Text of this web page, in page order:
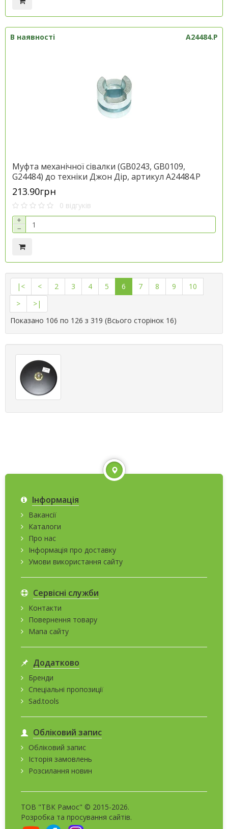
В наявності A24484.P
Муфта механічної сівалки (GB0243, GB0109,
G24484) до техніки Джон Дір, артикул A24484.P
213.90грн
0 відгуків
+
−
|< < 2 3 4 5 6 7 8 9
10
>
>|
Показано 106 по 126 з 319 (Всього сторінок 16)
Інформація
Вакансії
Каталоги
Про нас
Інформація про доставку
Умови використання сайту
Сервісні служби
Контакти
Повернення товару
Мапа сайту
Додатково
Бренди
Спеціальні пропозиції
Sad.tools
Обліковий запис
Обліковий запис
Історія замовлень
Розсилання новин
ТОВ "ТВК Рамос" © 2015-2026.
Розробка та просування сайтів.